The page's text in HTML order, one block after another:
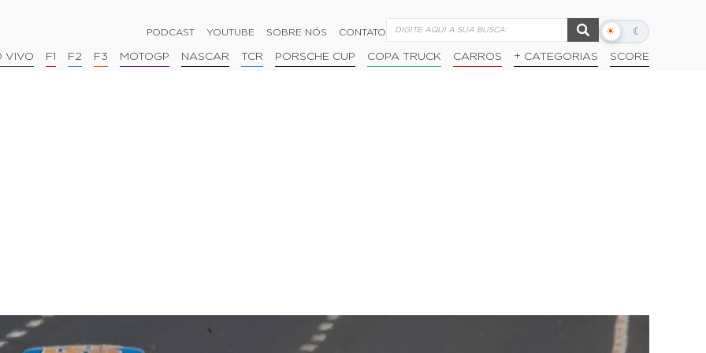
PODCAST YOUTUBE SOBRE NÓS CONTATO ☀ ☾
Alternar
escuro
VIVO F1 F2 F3 MOTOGP NASCAR TCR PORSCHE CUP COPA TRUCK CARROS + CATEGORIAS SCORE